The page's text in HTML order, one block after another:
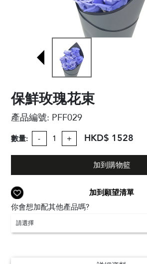
保鮮玫瑰花束
產品編號: PFF029
數量: - + HKD$ 1528
加到購物籃
加到願望清單
你會想加配其他產品嗎?
請選擇